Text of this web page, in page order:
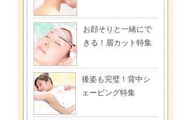
お顔そりと一緒にで
きる！眉カット特集
後姿も完璧！背中シ
ェービング特集